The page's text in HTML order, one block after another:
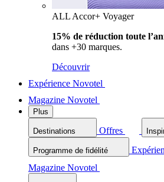
ALL Accor+ Voyager
15% de réduction toute
dans +30 marques.
Découvrir
Expérience Novotel
Magazine Novotel
Plus
Destinations Offres
Programme de fidélité
Magazine Novotel